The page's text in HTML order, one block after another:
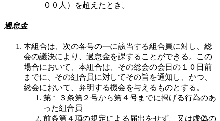
００人）を超えたとき。
過怠金
本組合は、次の各号の一に該当する組合員に対し、総
会の議決により、過怠金を課することができる。この
場合において、本組合は、その総会の会日の１０日前
までに、その組合員に対してその旨を通知し、かつ、
総会において、弁明する機会を与えるものとする。
第１３条第２号から第４号までに掲げる行為のあ
った組合員
前条第４項の規定による届出をせず、又は虚偽の